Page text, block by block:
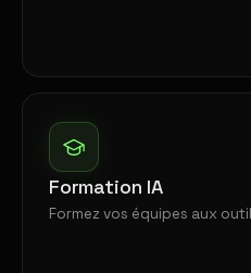
Formation IA
Formez vos équipes aux